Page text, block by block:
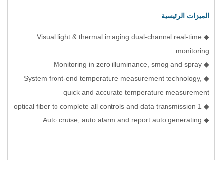
الميزات الرئيسية
◆ Visual light & thermal imaging dual-channel real-time
monitoring
◆ Monitoring in zero illuminance, smog and spray
◆ System front-end temperature measurement technology,
quick and accurate temperature measurement
◆ 1 optical fiber to complete all controls and data transmission
◆ Auto cruise, auto alarm and report auto generating